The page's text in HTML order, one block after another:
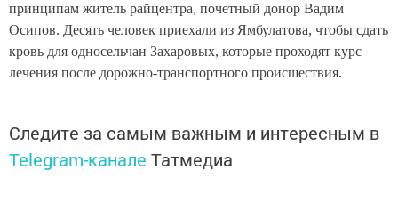
принципам житель райцентра, почетный донор Вадим
Осипов. Десять человек приехали из Ямбулатова, чтобы сдать
кровь для односельчан Захаровых, которые проходят курс
лечения после дорожно-транспортного происшествия.
Следите за самым важным и интересным в
Telegram-канале Татмедиа